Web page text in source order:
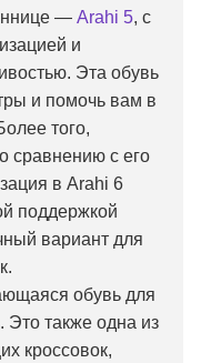
—Arahi 5, с
и
Эта обувь
и помочь вам в
того,
сравнению с его
в Arahi 6
поддержкой
вариант для
обувь для
Это также одна из
кроссовок,